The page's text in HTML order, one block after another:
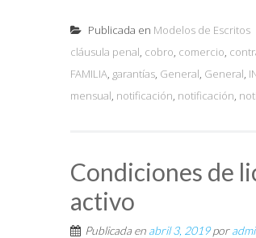
Publicada en Modelos de Escritos
cláusula penal, cobro, comercio,
FAMILIA, garantías, General, General,
mensual, notificación, notificación,
Condiciones de
activo
Publicada en abril 3, 2019por